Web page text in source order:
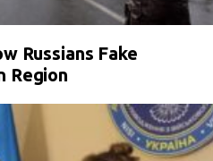
Russians Fake
Region